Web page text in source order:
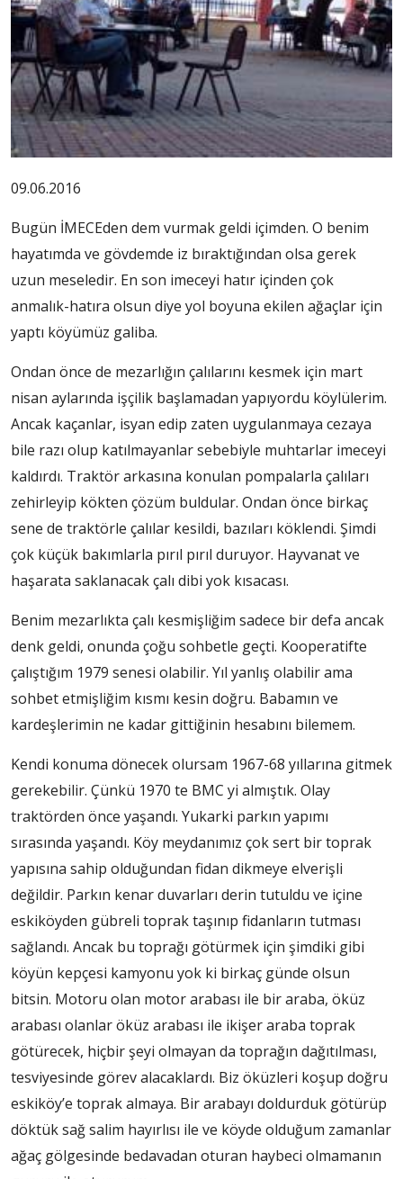
09.06.2016
Bugün İMECEden dem vurmak geldi içimden. O benim
hayatımda ve gövdemde iz bıraktığından olsa gerek
uzun meseledir. En son imeceyi hatır içinden çok
anmalık-hatıra olsun diye yol boyuna ekilen ağaçlar için
yaptı köyümüz galiba.
Ondan önce de mezarlığın çalılarını kesmek için mart
nisan aylarında işçilik başlamadan yapıyordu köylülerim.
Ancak kaçanlar, isyan edip zaten uygulanmaya cezaya
bile razı olup katılmayanlar sebebiyle muhtarlar imeceyi
kaldırdı. Traktör arkasına konulan pompalarla çalıları
zehirleyip kökten çözüm buldular. Ondan önce birkaç
sene de traktörle çalılar kesildi, bazıları köklendi. Şimdi
çok küçük bakımlarla pırıl pırıl duruyor. Hayvanat ve
haşarata saklanacak çalı dibi yok kısacası.
Benim mezarlıkta çalı kesmişliğim sadece bir defa ancak
denk geldi, onunda çoğu sohbetle geçti. Kooperatifte
çalıştığım 1979 senesi olabilir. Yıl yanlış olabilir ama
sohbet etmişliğim kısmı kesin doğru. Babamın ve
kardeşlerimin ne kadar gittiğinin hesabını bilemem.
Kendi konuma dönecek olursam 1967-68 yıllarına gitmek
gerekebilir. Çünkü 1970 te BMC yi almıştık. Olay
traktörden önce yaşandı. Yukarki parkın yapımı
sırasında yaşandı. Köy meydanımız çok sert bir toprak
yapısına sahip olduğundan fidan dikmeye elverişli
değildir. Parkın kenar duvarları derin tutuldu ve içine
eskiköyden gübreli toprak taşınıp fidanların tutması
sağlandı. Ancak bu toprağı götürmek için şimdiki gibi
köyün kepçesi kamyonu yok ki birkaç günde olsun
bitsin. Motoru olan motor arabası ile bir araba, öküz
arabası olanlar öküz arabası ile ikişer araba toprak
götürecek, hiçbir şeyi olmayan da toprağın dağıtılması,
tesviyesinde görev alacaklardı. Biz öküzleri koşup doğru
eskiköy’e toprak almaya. Bir arabayı doldurduk götürüp
döktük sağ salim hayırlısı ile ve köyde olduğum zamanlar
ağaç gölgesinde bedavadan oturan haybeci olmamanın